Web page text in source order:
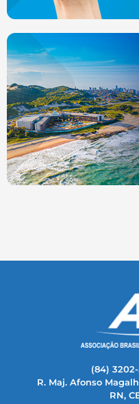
(84)
R. Maj. Afonso
RN,